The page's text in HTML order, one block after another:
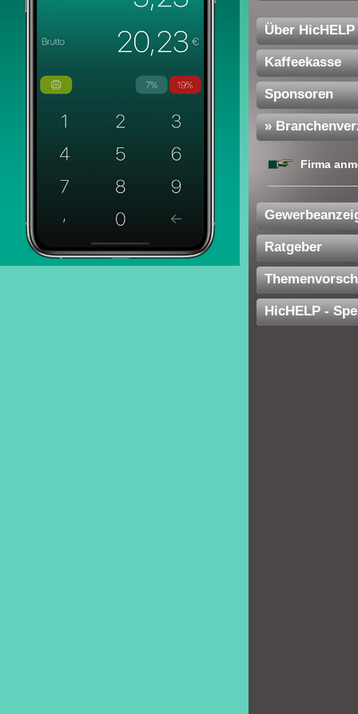
Über HicHELP
Kaffeekasse
Sponsoren
»
Firma
Ratgeber
HicHELP -